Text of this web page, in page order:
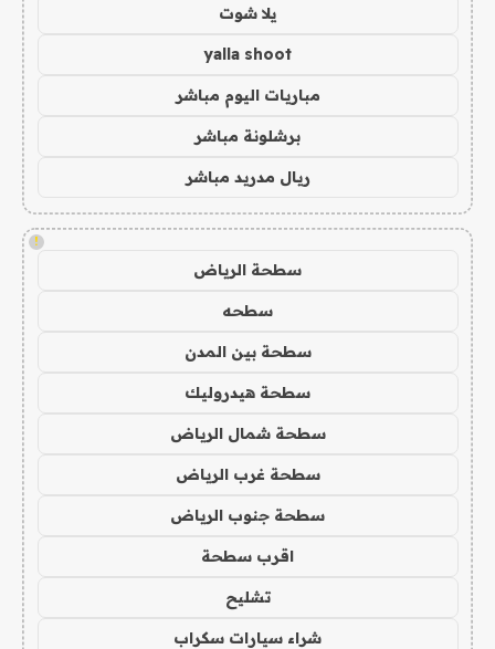
يلا شوت
yalla shoot
مباريات اليوم مباشر
برشلونة مباشر
ريال مدريد مباشر
!
سطحة الرياض
سطحه
سطحة بين المدن
سطحة هيدروليك
سطحة شمال الرياض
سطحة غرب الرياض
سطحة جنوب الرياض
اقرب سطحة
تشليح
شراء سيارات سكراب